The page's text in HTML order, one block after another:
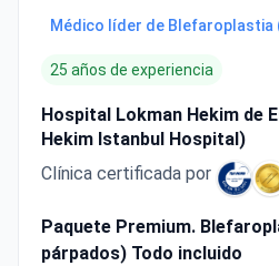
Médico líder de Blefaroplastia
25 años de experiencia
Hospital Lokman Hekim de
Hekim Istanbul Hospital)
Clínica certificada por
Paquete Premium.
párpados) Todo incluido